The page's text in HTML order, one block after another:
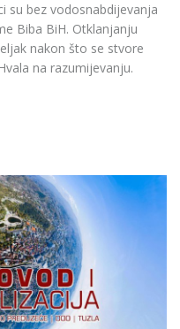
su bez vodosnabdijevanja
Biba BiH. Otklanjanju
nakon što se stvore
na razumijevanju.